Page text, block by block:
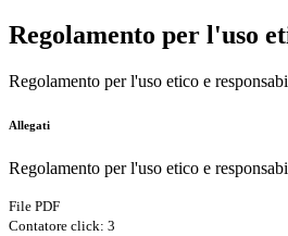
Regolamento per l'uso
Regolamento per l'uso etico e
Allegati
Regolamento per l'uso etico e
File PDF
Contatore click: 3